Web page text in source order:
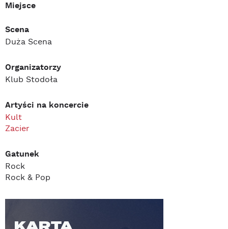
Miejsce
Scena
Duża Scena
Organizatorzy
Klub Stodoła
Artyści na koncercie
Kult
Zacier
Gatunek
Rock
Rock & Pop